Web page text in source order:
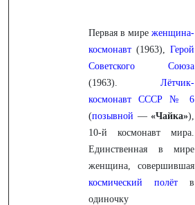
Первая в мире женщина-
космонавт (1963), Герой
Советского Союза
(1963). Лётчик-
космонавт СССР
№ 6
(позывной — «Чайка»),
10-й космонавт мира.
Единственная в мире
женщина, совершившая
космический полёт в
одиночку